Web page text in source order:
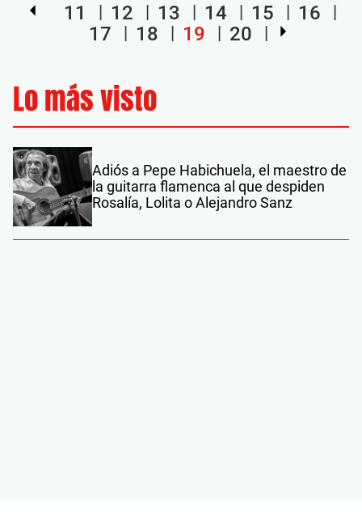
11 12 13 14 15
16
17
18 19 20
Lo más visto
Adiós a Pepe Habichuela, el maestro de
la guitarra flamenca al que despiden
Rosalía, Lolita o Alejandro Sanz